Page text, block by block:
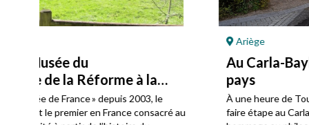
Au Carla-Bayle, l’éclat d’une enfant du
pays
À une heure de Toulouse, en Ariège, ne manquez pas de
faire étape au Carla-Bayle, village dont le nom rend